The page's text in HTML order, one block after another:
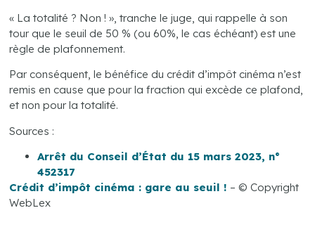
« La totalité ? Non ! », tranche le juge, qui rappelle à son
tour que le seuil de 50 % (ou 60%, le cas échéant) est une
règle de plafonnement.
Par conséquent, le bénéfice du crédit d’impôt cinéma n’est
remis en cause que pour la fraction qui excède ce plafond,
et non pour la totalité.
Sources :
Arrêt du Conseil d’État du 15 mars 2023, n°
452317
Crédit d’impôt cinéma : gare au seuil ! – © Copyright
WebLex